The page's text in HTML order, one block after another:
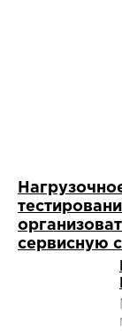
сервисную